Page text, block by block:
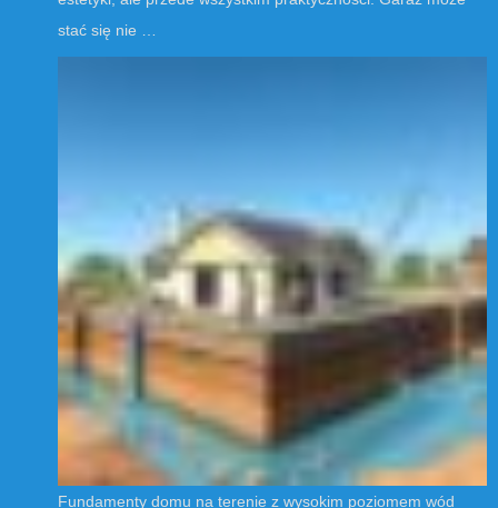
stać się nie …
Fundamenty domu na terenie z wysokim poziomem wód